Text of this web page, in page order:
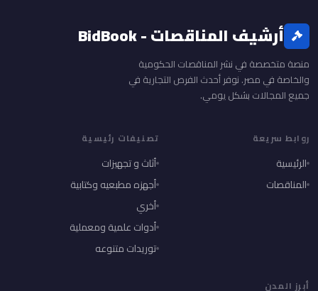
أرشيف المناقصات - BidBook
منصة متخصصة في نشر المناقصات الحكومية
والخاصة في مصر. نوفر أحدث الفرص التجارية في
جميع المجالات بشكل يومي.
روابط سريعة
الرئيسية
المناقصات
تصنيفات رئيسية
أثاث و تجهيزات
أجهزه مطبعيه وكتابية
أخري
أدوات علمية ومعملية
توريدات متنوعه
أبرز المدن